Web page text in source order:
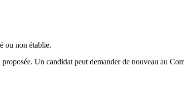
ou non établie.
Un candidat peut demander de nouveau au